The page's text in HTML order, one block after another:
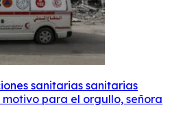
sanitarias sanitarias
motivo para el orgullo, señora